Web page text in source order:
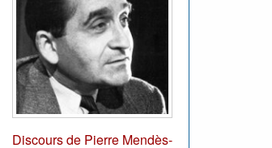
Discours de Pierre Mendès-